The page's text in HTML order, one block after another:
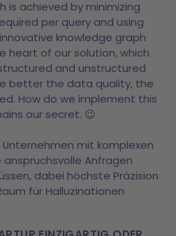
is achieved by minimizing
per query and using
knowledge graph
of our solution, which
and unstructured
better the data quality, the
How do we implement this
our secret. 😉
mit komplexen
Anfragen
dabei höchste Präzision
für Halluzinationen